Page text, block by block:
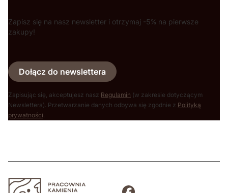
Zapisz się na nasz newsletter i otrzymaj -5% na pierwsze
zakupy!
Dołącz do newslettera
Zapisując się, akceptujesz nasz Regulamin (w zakresie dotyczącym
Newslettera). Przetwarzanie danych odbywa się zgodnie z Polityką
prywatności.